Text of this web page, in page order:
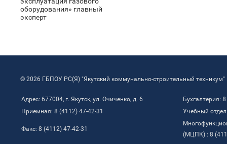
оборудования» главный
эксперт
© 2026 ГБПОУ РС(Я) "Якутский коммунально-строительный техникум"
Адрес: 677004, г. Якутск, ул. Очиченко, д. 6
Бухгалтерия:
Приемная: 8 (4112) 47-42-31
Учебный
Факс: 8 (4112) 47-42-31
(МЦПК) : 8